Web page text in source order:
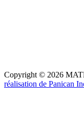
Copyright © 2026
réalisation de Panican